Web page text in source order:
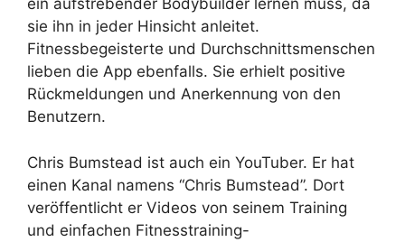
ein aufstrebender Bodybuilder lernen muss, da
sie ihn in jeder Hinsicht anleitet.
Fitnessbegeisterte und Durchschnittsmenschen
lieben die App ebenfalls. Sie erhielt positive
Rückmeldungen und Anerkennung von den
Benutzern.
Chris Bumstead ist auch ein YouTuber. Er hat
einen Kanal namens “Chris Bumstead”. Dort
veröffentlicht er Videos von seinem Training
und einfachen Fitnesstraining-